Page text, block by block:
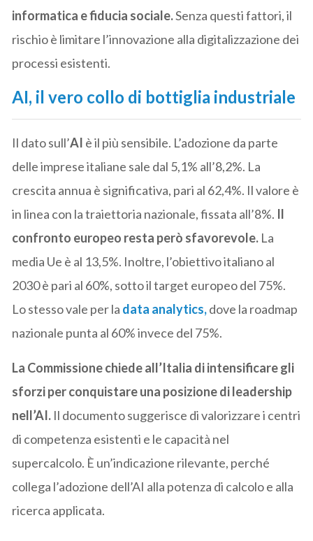
informatica e fiducia sociale.Senza questi fattori, il
rischio è limitare l’innovazione alla digitalizzazione dei
processi esistenti.
AI, il vero collo di bottiglia industriale
Il dato sull’AI è il più sensibile. L’adozione da parte
delle imprese italiane sale dal 5,1% all’8,2%. La
crescita annua è significativa, pari al 62,4%. Il valore è
in linea con la traiettoria nazionale, fissata all’8%. Il
confronto europeo resta però sfavorevole. La
media Ue è al 13,5%. Inoltre, l’obiettivo italiano al
2030 è pari al 60%, sotto il target europeo del 75%.
Lo stesso vale per la data analytics,dove la roadmap
nazionale punta al 60% invece del 75%.
La Commissione chiede all’Italia di intensificare gli
sforzi per conquistare una posizione di leadership
nell’AI. Il documento suggerisce di valorizzare i centri
di competenza esistenti e le capacità nel
supercalcolo. È un’indicazione rilevante, perché
collega l’adozione dell’AI alla potenza di calcolo e alla
ricerca applicata.